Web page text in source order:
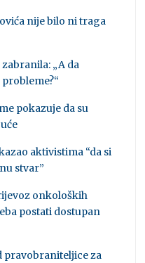
nije bilo ni traga
„A da
pokazuje da su
aktivistima “da si
stvar”
onkoloških
postati dostupan
pravobraniteljice za